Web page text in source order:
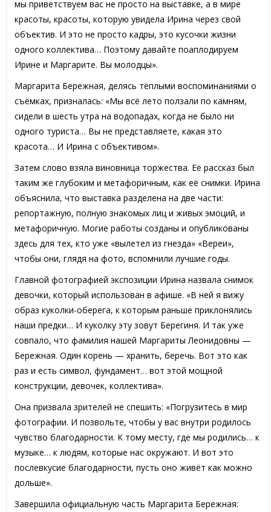
мы приветствуем вас не просто на выставке, а в мире
красоты, красоты, которую увидела Ирина через свой
объектив. И это не просто кадры, это кусочки жизни
одного коллектива… Поэтому давайте поаплодируем
Ирине и Маргарите. Вы молодцы».
Маргарита Бережная, делясь тёплыми воспоминаниями о
съёмках, призналась: «Мы всё лето ползали по камням,
сидели в шесть утра на водопадах, когда не было ни
одного туриста… Вы не представляете, какая это
красота… И Ирина с объективом».
Затем слово взяла виновница торжества. Её рассказ был
таким же глубоким и метафоричным, как её снимки. Ирина
объяснила, что выставка разделена на две части:
репортажную, полную знакомых лиц и живых эмоций, и
метафоричную. Могие работы созданы и опубликованы
здесь для тех, кто уже «вылетел из гнезда» «Вереи»,
чтобы они, глядя на фото, вспомнили лучшие годы.
Главной фотографией экспозиции Ирина назвала снимок
девочки, который использован в афише. «В ней я вижу
образ куколки-оберега, к которым раньше приклонялись
наши предки… И куколку эту зовут Берегиня. И так уже
совпало, что фамилия нашей Маргариты Леонидовны —
Бережная. Один корень — хранить, беречь. Вот это как
раз и есть символ, фундамент… вот этой мощной
конструкции, девочек, коллектива».
Она призвала зрителей не спешить: «Погрузитесь в мир
фотографии. И позвольте, чтобы у вас внутри родилось
чувство благодарности. К тому месту, где мы родились… к
музыке… к людям, которые нас окружают. И вот это
послевкусие благодарности, пусть оно живёт как можно
дольше».
Завершила официальную часть Маргарита Бережная: